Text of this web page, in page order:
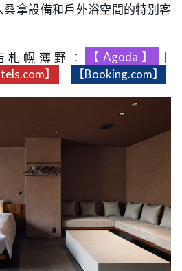
拿設備和戶外浴空間的特別客
幌薄野： 【Agoda】
】 【Booking.com】